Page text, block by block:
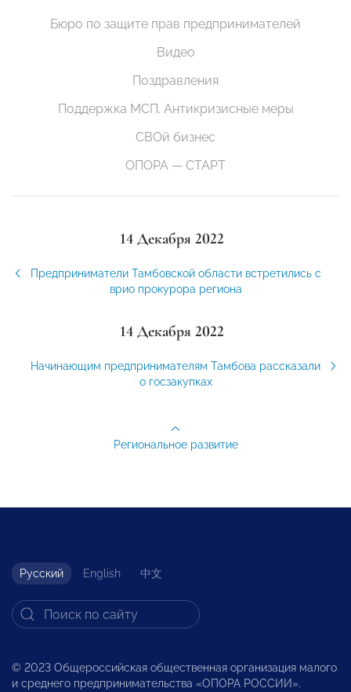
Бюро по защите прав предпринимателей
Видео
Поздравления
Поддержка МСП. Антикризисные меры
СВОй бизнес
ОПОРА — СТАРТ
14 Декабря 2022
Предприниматели Тамбовской области встретились с
врио прокурора региона
14 Декабря 2022
Начинающим предпринимателям Тамбова рассказали
о госзакупках
Региональное развитие
Русский English 中文
© 2023 Общероссийская общественная организация малого
и среднего предпринимательства «ОПОРА РОССИИ».